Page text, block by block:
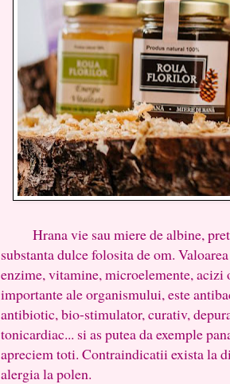
Hrana vie sau miere de albine,
substanta dulce folosita de om.
enzime, vitamine, microelemente,
importante ale organismului, este
antibiotic, bio-stimulator, curativ,
tonicardiac... si as putea da exemple
apreciem toti. Contraindicatii exista la
alergia la polen.